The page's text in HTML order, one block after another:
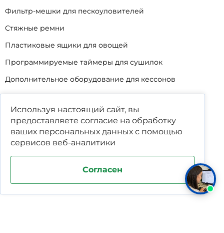
Фильтр-мешки для пескоуловителей
Стяжные ремни
Пластиковые ящики для овощей
Программируемые таймеры для сушилок
Дополнительное оборудование для кессонов
Шопперы
Универсальные лотки для крупного мусора
Корзины для КНС
Уцененные товары
Используя настоящий сайт, вы
предоставляете согласие на обработку
ваших персональных данных с помощью
сервисов веб-аналитики
Согласен